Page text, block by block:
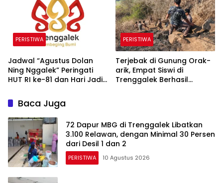
PERISTIWA
Jadwal “Agustus Dolan
Ning Nggalek” Peringati
HUT RI ke-81 dan Hari Jadi
PERISTIWA
Terjebak di Gunung Orak-
arik, Empat Siswi di
Trenggalek Berhasil
Baca Juga
72 Dapur MBG di Trenggalek Libatkan
3.100 Relawan, dengan Minimal 30 Persen
dari Desil 1 dan 2
PERISTIWA 10 Agustus 2026